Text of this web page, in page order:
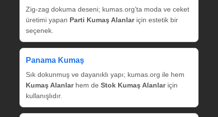
Zig‑zag dokuma deseni; kumas.org’ta moda ve ceket
üretimi yapan Parti Kumaş Alanlariçin estetik bir
seçenek.
Panama Kumaş
Sık dokunmuş ve dayanıklı yapı; kumas.org ile hem
Kumaş Alanlarhem de Stok Kumaş Alanlariçin
kullanışlıdır.